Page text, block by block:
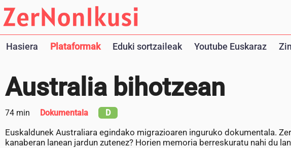
Hasiera Plataformak Eduki sortzaileak Youtube Euskaraz
Australia bihotzean
74 min Dokumentala D
Euskaldunek Australiara egindako migrazioaren inguruko dokumentala.
kanaberan lanean jardun zutenez? Horien memoria berreskuratu nahi du